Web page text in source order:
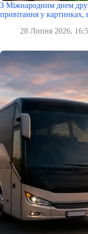
З Міжнародним днем
привітання у картинках,
28 Липня 2026,